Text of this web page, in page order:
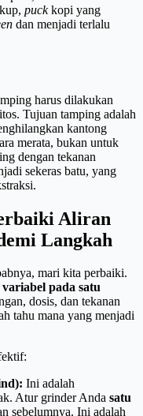
puckkopi yang
dan menjadi terlalu
harus dilakukan
Tujuan tamping adalah
kantong
merata, bukan untuk
dengan tekanan
sekeras batu, yang
Aliran
Langkah
mari kita perbaiki.
pada satu
dosis, dan tekanan
tahu mana yang menjadi
Ini adalah
Atur grinder Anda satu
sebelumnya. Ini adalah